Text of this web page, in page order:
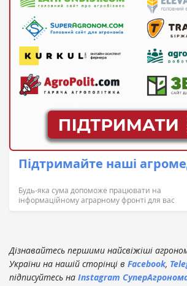
Підтримайте наші
Будь-яка сума допоможе працювати на
інформаційному аграрному фронті для вас
Дізнавайтесь першими найсвіжіші
України на нашій сторінці в Facebook,
підписуйтесь на Instagram